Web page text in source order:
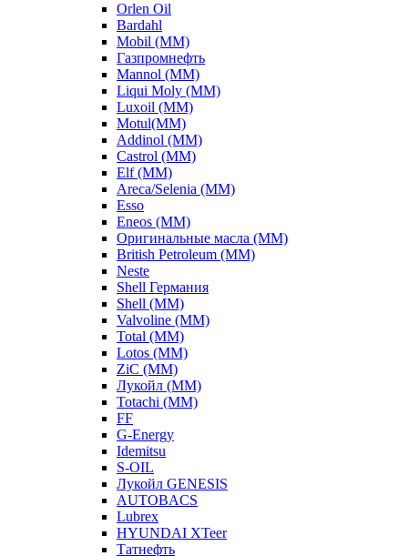
Orlen Oil
Bardahl
Mobil (ММ)
Газпромнефть
Mannol (ММ)
Liqui Moly (ММ)
Luxoil (ММ)
Motul(ММ)
Addinol (ММ)
Castrol (ММ)
Elf (ММ)
Areca/Selenia (ММ)
Esso
Eneos (ММ)
Оригинальные масла (ММ)
British Petroleum (ММ)
Neste
Shell Германия
Shell (ММ)
Valvoline (ММ)
Total (ММ)
Lotos (ММ)
ZiC (ММ)
Лукойл (ММ)
Totachi (MM)
FF
G-Energy
Idemitsu
S-OIL
Лукойл GENESIS
AUTOBACS
Lubrex
HYUNDAI XTeer
Татнефть